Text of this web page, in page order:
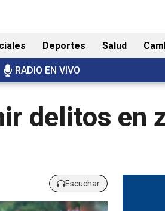
Deportes Salud
RADIO EN VIVO
delitos en
Escuchar